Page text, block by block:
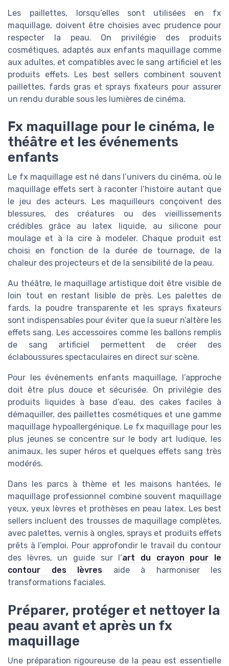
Les paillettes, lorsqu’elles sont utilisées en fx
maquillage, doivent être choisies avec prudence pour
respecter la peau. On privilégie des produits
cosmétiques, adaptés aux enfants maquillage comme
aux adultes, et compatibles avec le sang artificiel et les
produits effets. Les best sellers combinent souvent
paillettes, fards gras et sprays fixateurs pour assurer
un rendu durable sous les lumières de cinéma.
Fx maquillage pour le cinéma, le
théâtre et les événements
enfants
Le fx maquillage est né dans l’univers du cinéma, où le
maquillage effets sert à raconter l’histoire autant que
le jeu des acteurs. Les maquilleurs conçoivent des
blessures, des créatures ou des vieillissements
crédibles grâce au latex liquide, au silicone pour
moulage et à la cire à modeler. Chaque produit est
choisi en fonction de la durée de tournage, de la
chaleur des projecteurs et de la sensibilité de la peau.
Au théâtre, le maquillage artistique doit être visible de
loin tout en restant lisible de près. Les palettes de
fards, la poudre transparente et les sprays fixateurs
sont indispensables pour éviter que la sueur n’altère les
effets sang. Les accessoires comme les ballons remplis
de sang artificiel permettent de créer des
éclaboussures spectaculaires en direct sur scène.
Pour les événements enfants maquillage, l’approche
doit être plus douce et sécurisée. On privilégie des
produits liquides à base d’eau, des cakes faciles à
démaquiller, des paillettes cosmétiques et une gamme
maquillage hypoallergénique. Le fx maquillage pour les
plus jeunes se concentre sur le body art ludique, les
animaux, les super héros et quelques effets sang très
modérés.
Dans les parcs à thème et les maisons hantées, le
maquillage professionnel combine souvent maquillage
yeux, yeux lèvres et prothèses en peau latex. Les best
sellers incluent des trousses de maquillage complètes,
avec palettes, vernis à ongles, sprays et produits effets
prêts à l’emploi. Pour approfondir le travail du contour
des lèvres, un guide sur l’art du crayon pour le
contour des lèvres aide à harmoniser les
transformations faciales.
Préparer, protéger et nettoyer la
peau avant et après un fx
maquillage
Une préparation rigoureuse de la peau est essentielle